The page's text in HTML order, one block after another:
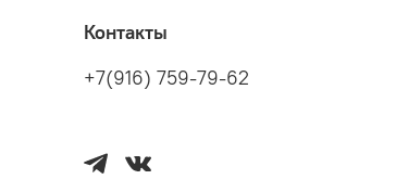
Контакты
+7(916) 759-79-62